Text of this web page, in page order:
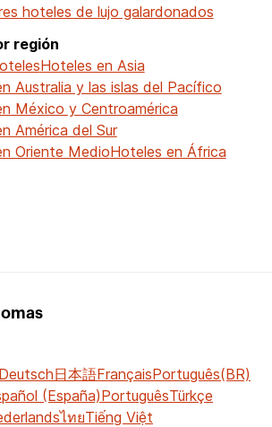
hoteles de lujo galardonados
región
Hoteles en Asia
Australia y las islas del Pacífico
México y Centroamérica
América del Sur
Oriente MedioHoteles en África
Deutsch日本語FrançaisPortuguês(BR)
(España)PortuguêsTürkçe
ไทยTiếng Việt